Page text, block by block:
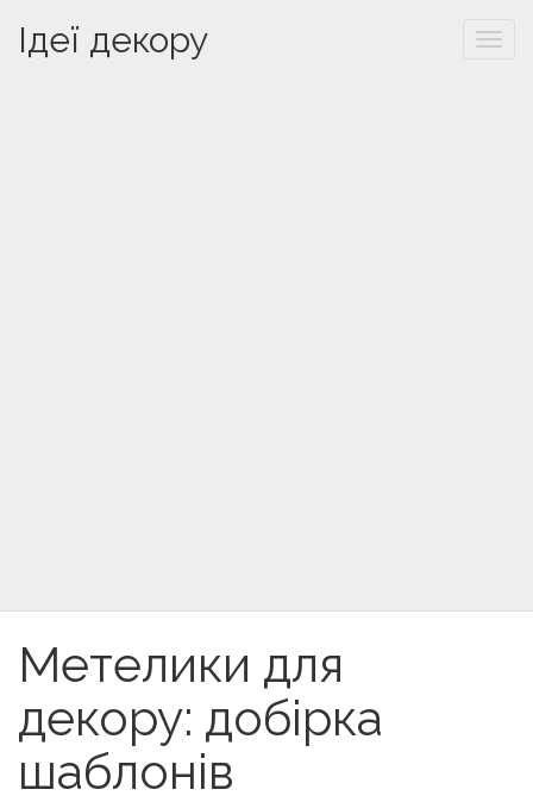
Ідеї декору
Метелики для
декору: добірка
шаблонів